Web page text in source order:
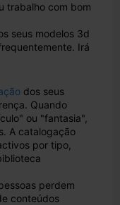
trabalho com bom
seus modelos 3d
Irá
dos seus
Quando
ou "fantasia",
A catalogação
por tipo,
perdem
conteúdos